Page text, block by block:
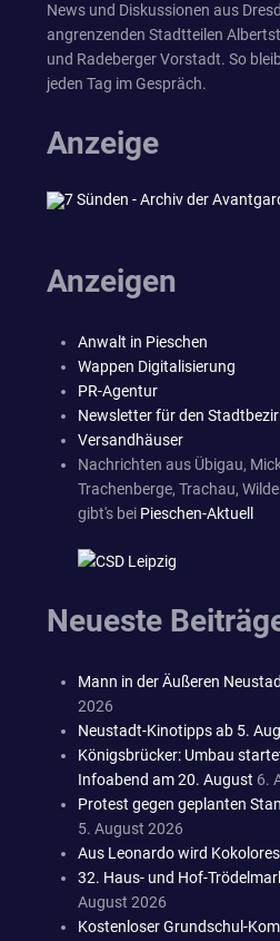
News und Diskussionen aus
angrenzenden Stadtteilen
und Radeberger Vorstadt. So
jeden Tag im Gespräch.
Anzeige
Anzeigen
Anwalt in Pieschen
Wappen Digitalisierung
PR-Agentur
Newsletter für den
Versandhäuser
Nachrichten aus Übigau,
Trachenberge, Trachau,
gibt's bei Pieschen-Aktuell
Neueste
Mann in der Äußeren
2026
Neustadt-Kinotipps ab 5.
Königsbrücker: Umbau
Infoabend am 20. August 6.
Protest gegen geplanten
5. August 2026
Aus Leonardo wird Kokolores
32. Haus- und Hof-
August 2026
Kostenloser Grundschul-